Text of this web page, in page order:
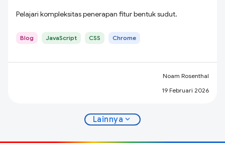
Pelajari kompleksitas penerapan fitur bentuk sudut.
Blog JavaScript CSS Chrome
Noam Rosenthal
19 Februari 2026
Lainnya expand_more